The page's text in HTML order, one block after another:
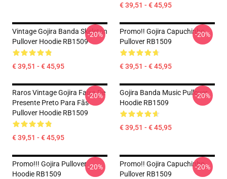
€ 39,51 - € 45,95
Vintage Gojira Banda Skeleton
Pullover Hoodie RB1509
€ 39,51 - € 45,95
-20%
Promo!! Gojira Capuchinho
Pullover RB1509
€ 39,51 - € 45,95
-20%
Raros Vintage Gojira Faixa De
Presente Preto Para Fãs
Pullover Hoodie RB1509
€ 39,51 - € 45,95
-20%
Gojira Banda Music Pullover
Hoodie RB1509
€ 39,51 - € 45,95
-20%
Promo!!! Gojira Pullover
Hoodie RB1509
-20%
Promo!! Gojira Capuchinho
Pullover RB1509
-20%